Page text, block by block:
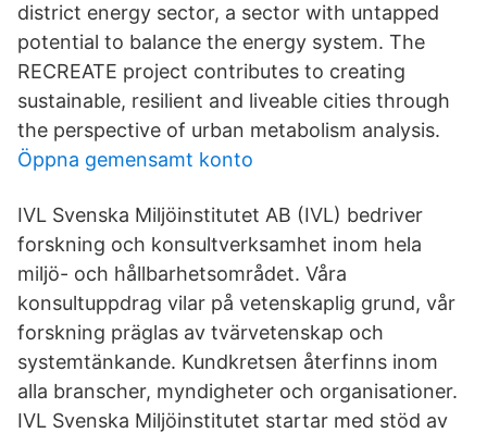
district energy sector, a sector with untapped
potential to balance the energy system. The
RECREATE project contributes to creating
sustainable, resilient and liveable cities through
the perspective of urban metabolism analysis.
Öppna gemensamt konto
IVL Svenska Miljöinstitutet AB (IVL) bedriver
forskning och konsultverksamhet inom hela
miljö- och hållbarhetsområdet. Våra
konsultuppdrag vilar på vetenskaplig grund, vår
forskning präglas av tvärvetenskap och
systemtänkande. Kundkretsen återfinns inom
alla branscher, myndigheter och organisationer.
IVL Svenska Miljöinstitutet startar med stöd av